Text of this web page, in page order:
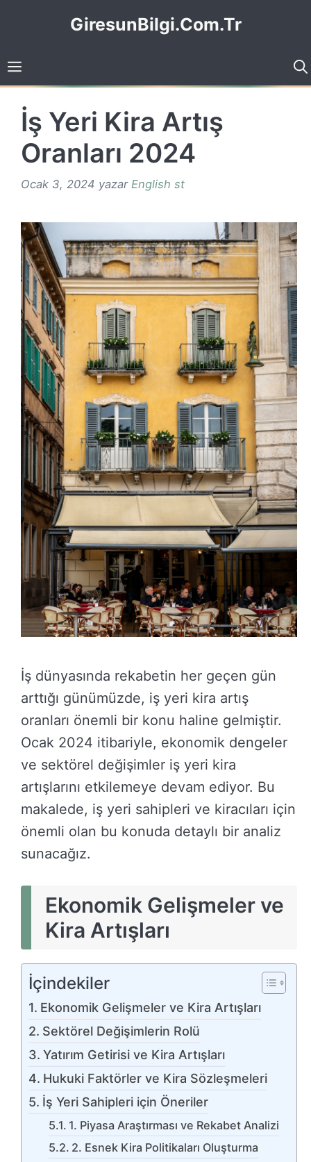
GiresunBilgi.Com.Tr
İş Yeri Kira Artış
Oranları 2024
Ocak 3, 2024 yazar English st
İş dünyasında rekabetin her geçen gün
arttığı günümüzde, iş yeri kira artış
oranları önemli bir konu haline gelmiştir.
Ocak 2024 itibariyle, ekonomik dengeler
ve sektörel değişimler iş yeri kira
artışlarını etkilemeye devam ediyor. Bu
makalede, iş yeri sahipleri ve kiracıları için
önemli olan bu konuda detaylı bir analiz
sunacağız.
Ekonomik Gelişmeler ve
Kira Artışları
İçindekiler
Ekonomik Gelişmeler ve Kira Artışları
Sektörel Değişimlerin Rolü
Yatırım Getirisi ve Kira Artışları
Hukuki Faktörler ve Kira Sözleşmeleri
İş Yeri Sahipleri için Öneriler
1. Piyasa Araştırması ve Rekabet Analizi
2. Esnek Kira Politikaları Oluşturma